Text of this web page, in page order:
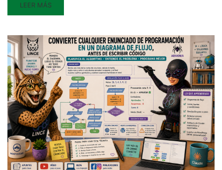
LEER MÁS